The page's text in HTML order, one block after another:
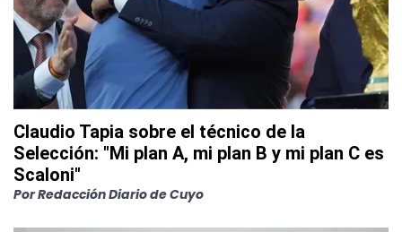
Claudio Tapia sobre el técnico de la
Selección: "Mi plan A, mi plan B y mi plan C es
Scaloni"
PorRedacción Diario de Cuyo